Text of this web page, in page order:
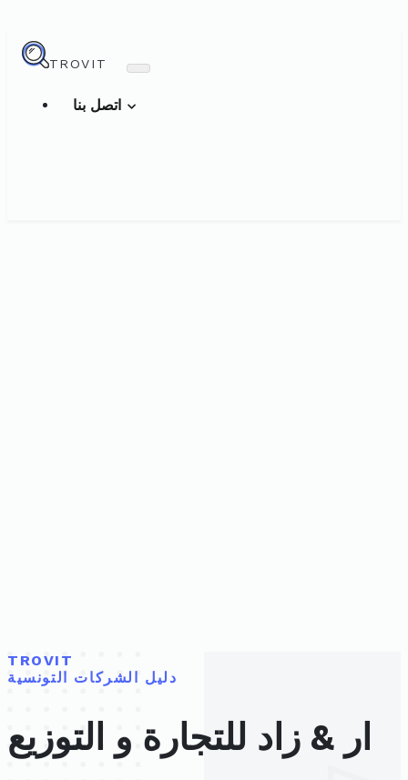
TROVIT
TROVIT
دليل الشركات التونسية
ار & زاد للتجارة و التوزيع